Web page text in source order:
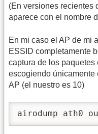
(En versiones recientes
aparece con el nombre
En mi caso el AP de mi
ESSID completamente
captura de los
escogiendo únicamente
AP (el nuestro es 10)
airodump ath0